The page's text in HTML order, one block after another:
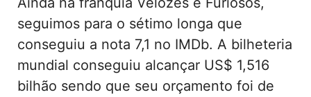
seguimos para o sétimo longa que
conseguiu a nota 7,1 no IMDb. A bilheteria
mundial conseguiu alcançar US$ 1,516
bilhão sendo que seu orçamento foi de